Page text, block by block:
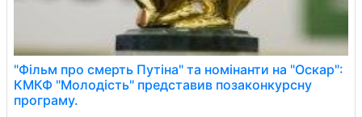
"Фільм про смерть Путіна" та номінанти на "Оскар":
КМКФ "Молодість" представив позаконкурсну
програму.